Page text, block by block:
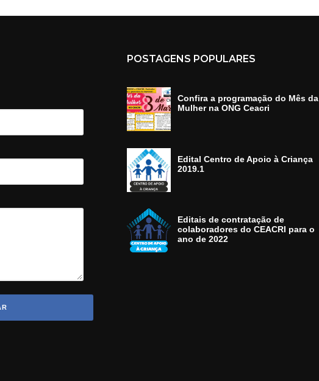
POSTAGENS POPULARES
Confira a programação do Mês da
Mulher na ONG Ceacri
Edital Centro de Apoio à Criança
2019.1
Editais de contratação de
colaboradores do CEACRI para o
ano de 2022